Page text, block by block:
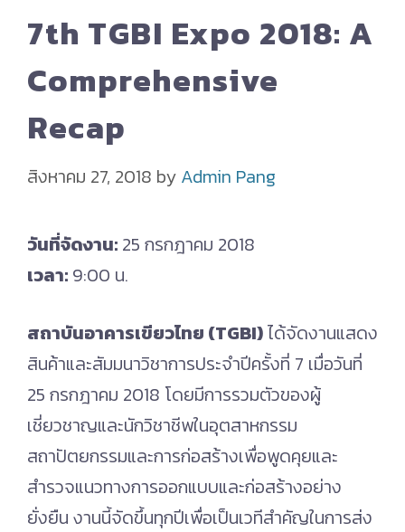
7th TGBI Expo 2018: A
Comprehensive
Recap
สิงหาคม 27, 2018 by Admin Pang
วันที่จัดงาน: 25 กรกฎาคม 2018
เวลา: 9:00 น.
สถาบันอาคารเขียวไทย (TGBI)ได้จัดงานแสดง
สินค้าและสัมมนาวิชาการประจำปีครั้งที่ 7 เมื่อวันที่
25 กรกฎาคม 2018 โดยมีการรวมตัวของผู้
เชี่ยวชาญและนักวิชาชีพในอุตสาหกรรม
สถาปัตยกรรมและการก่อสร้างเพื่อพูดคุยและ
สำรวจแนวทางการออกแบบและก่อสร้างอย่าง
ยั่งยืน งานนี้จัดขึ้นทุกปีเพื่อเป็นเวทีสำคัญในการส่ง